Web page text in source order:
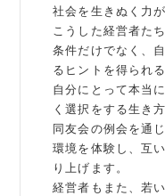
社会を生きぬく力
こうした経営者た
条件だけでなく、
るヒントを得られ
自分にとって本当
く選択をする生き
同友会の例会を通
環境を体験し、互
り上げます。
経営者もまた、若